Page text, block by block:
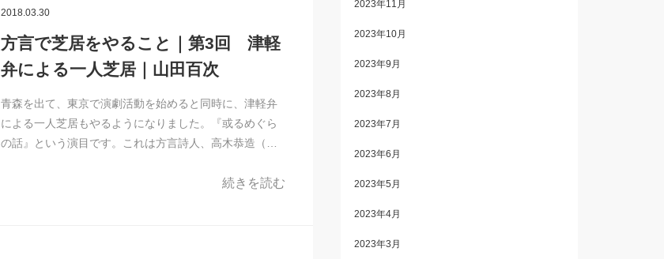
2018.03.30
方言で芝居をやること｜第3回 津軽
弁による一人芝居｜山田百次
青森を出て、東京で演劇活動を始めると同時に、津軽弁
による一人芝居もやるようになりました。『或るめぐら
の話』という演目です。これは方言詩人、高木恭造（…
続きを読む
2023年11月
2023年10月
2023年9月
2023年8月
2023年7月
2023年6月
2023年5月
2023年4月
2023年3月